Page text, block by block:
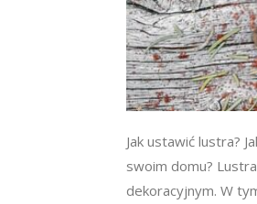
Jak ustawić lustra?
swoim domu?
dekoracyjnym. W